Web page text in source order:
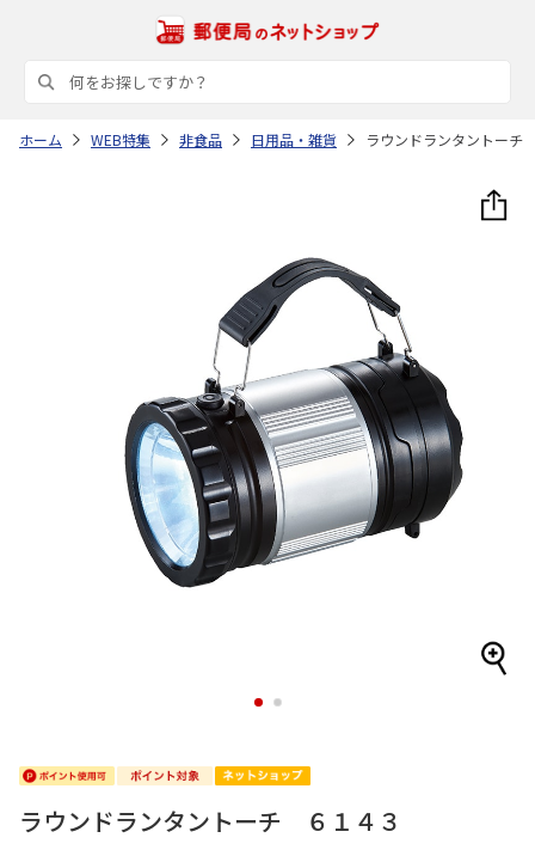
ホーム WEB特集 非食品 日用品・雑貨 ラウンドランタントー
1 2
ラウンドランタントーチ ６１４３